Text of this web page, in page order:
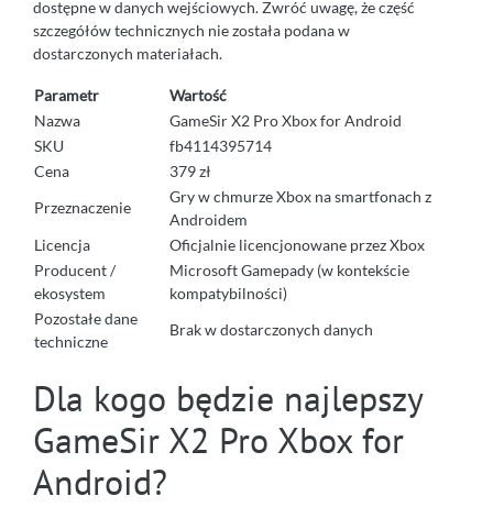
dostępne w danych wejściowych. Zwróć uwagę, że część
szczegółów technicznych nie została podana w
dostarczonych materiałach.
Parametr
Wartość
Nazwa
GameSir X2 Pro Xbox for Android
SKU
fb4114395714
Cena
379 zł
Przeznaczenie
Gry w chmurze Xbox na smartfonach z
Androidem
Licencja
Oficjalnie licencjonowane przez Xbox
Producent /
ekosystem
Microsoft Gamepady (w kontekście
kompatybilności)
Pozostałe dane
techniczne
Brak w dostarczonych danych
Dla kogo będzie najlepszy
GameSir X2 Pro Xbox for
Android?